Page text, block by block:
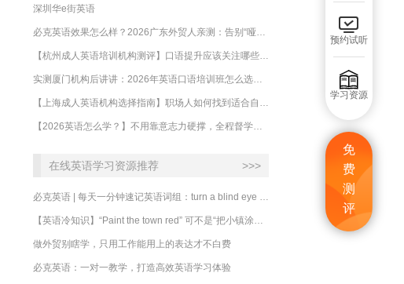

预约试听

学习资源
免
费
测
评
深圳华e街英语
在线英语学习资源推荐 >>>
做外贸别瞎学，只用工作能用上的表达才不白费
必克英语：一对一教学，打造高效英语学习体验